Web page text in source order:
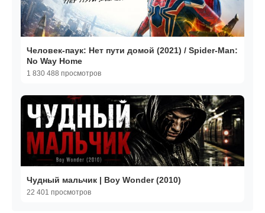
Человек-паук: Нет пути домой (2021) / Spider-Man:
No Way Home
1 830 488 просмотров
Чудный мальчик | Boy Wonder (2010)
22 401 просмотров